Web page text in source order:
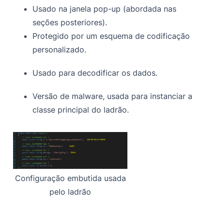
Usado na janela pop-up (abordada nas
seções posteriores).
Protegido por um esquema de codificação
personalizado.
Usado para decodificar os dados.
Versão de malware, usada para instanciar a
classe principal do ladrão.
Configuração embutida usada
pelo ladrão